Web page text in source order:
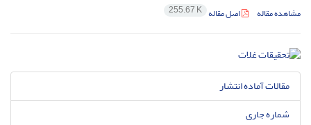
مشاهده مقاله اصل مقاله 255.67 K
مقالات آماده انتشار
شماره جاری